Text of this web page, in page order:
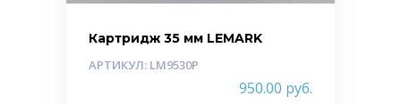
Картридж 35 мм LEMARK
АРТИКУЛ: LM9530P
950.00 руб.